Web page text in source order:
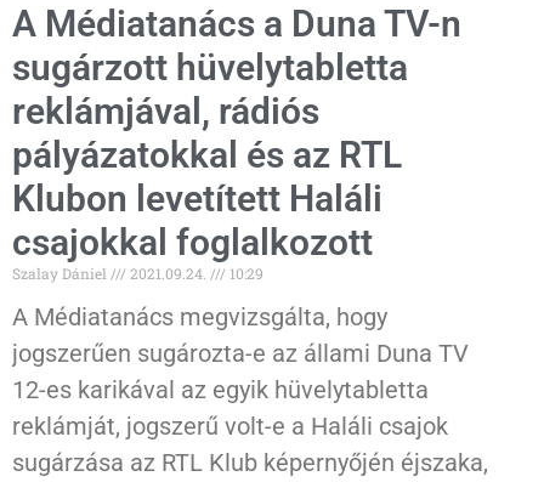
A Médiatanács a Duna TV-n
sugárzott hüvelytabletta
reklámjával, rádiós
pályázatokkal és az RTL
Klubon levetített Haláli
csajokkal foglalkozott
Szalay Dániel 2021.09.24. 10:29
A Médiatanács megvizsgálta, hogy
jogszerűen sugározta-e az állami Duna TV
12-es karikával az egyik hüvelytabletta
reklámját, jogszerű volt-e a Haláli csajok
sugárzása az RTL Klub képernyőjén éjszaka,